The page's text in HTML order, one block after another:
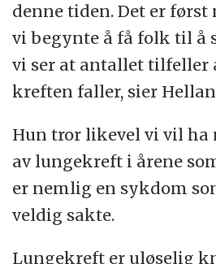
denne tiden. Det er først
vi begynte å få folk til å
vi ser at antallet tilfeller
kreften faller, sier
Hun tror likevel vi vil ha
av lungekreft i årene
er nemlig en sykdom
veldig sakte.
Lungekreft er uløselig